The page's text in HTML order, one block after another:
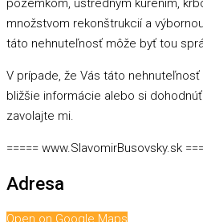
pozemkom, ústredným kúrením,
množstvom rekonštrukcií a
táto nehnuteľnosť môže byť tou
V prípade, že Vás táto
bližšie informácie alebo si
zavolajte mi.
===== www.SlavomirBusovsky.sk
Adresa
Open on Google Maps